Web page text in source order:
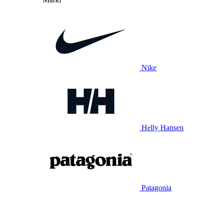
Nike
Helly Hansen
Patagonia